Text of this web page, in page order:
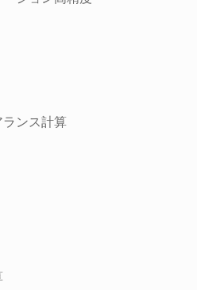
ランス計算